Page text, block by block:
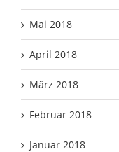
Mai 2018
April 2018
März 2018
Februar 2018
Januar 2018